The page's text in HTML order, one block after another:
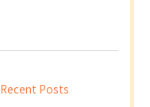
Recent Posts